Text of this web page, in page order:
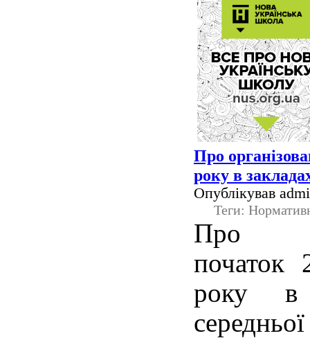
Про
року в
Опублікував
Теги:
Про
початок
року в